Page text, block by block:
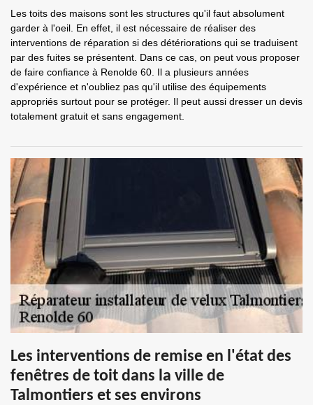
Les toits des maisons sont les structures qu'il faut absolument
garder à l'oeil. En effet, il est nécessaire de réaliser des
interventions de réparation si des détériorations qui se traduisent
par des fuites se présentent. Dans ce cas, on peut vous proposer
de faire confiance à Renolde 60. Il a plusieurs années
d'expérience et n'oubliez pas qu'il utilise des équipements
appropriés surtout pour se protéger. Il peut aussi dresser un devis
totalement gratuit et sans engagement.
Les interventions de remise en l'état des
fenêtres de toit dans la ville de
Talmontiers et ses environs